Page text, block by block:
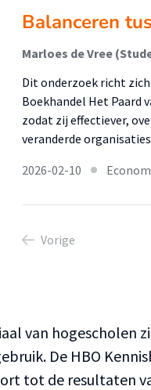
Balanceren
Marloes de Vree
Dit onderzoek richt
Boekhandel Het Paard
zodat zij effectiever,
veranderde
2026-02-10
Vorige
van hogescholen
De HBO
tot de resultaten